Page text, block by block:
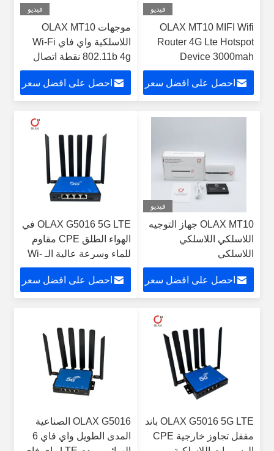
فيديو
OLAX MT10 MIFI Wifi
Router 4G Lte Hotspot
Device 3000mah
150mbps
احصل على افضل سعر
فيديو
موجهات OLAX MT10
اللاسلكية واي فاي Wi-Fi
802.11b 4g نقطة اتصال
واي فاي محمولة
احصل على افضل سعر
فيديو
OLAX MT10 جهاز التوجيه
اللاسلكي اللاسلكي
اللاسلكي
احصل على افضل سعر
OLAX G5016 5G LTE في
الهواء الطلق CPE مقاوم
للماء وسرعة عالية الـ Wi-
Fi6 الـ SIM router modem
احصل على افضل سعر
OLAX G5016 5G LTE باند
مقفل تجاوز خارجية CPE
OLAX G5016 الصناعية
المدى الطويل واي فاي 6